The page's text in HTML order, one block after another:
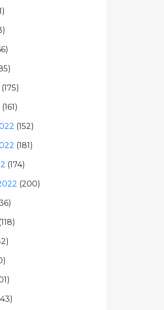
(175)
(161)
(152)
(181)
(174)
(200)